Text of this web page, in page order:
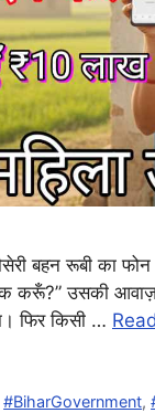
बहन रूबी का
करूँ?” उसकी आवाज़
फिर किसी …
#BiharGovernment,